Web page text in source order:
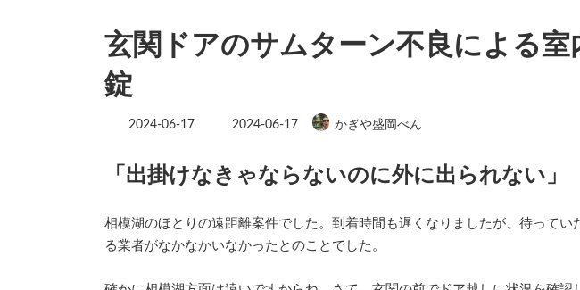
玄関ドアのサムターン不良による室
錠
2024-06-17
最
日
2024-06-17 かぎや盛岡べん
「出掛けなきゃならないのに外に出られない」
相模湖のほとりの遠距離案件でした。到着時間も遅くなりましたが、待ってい
る業者がなかなかいなかったとのことでした。